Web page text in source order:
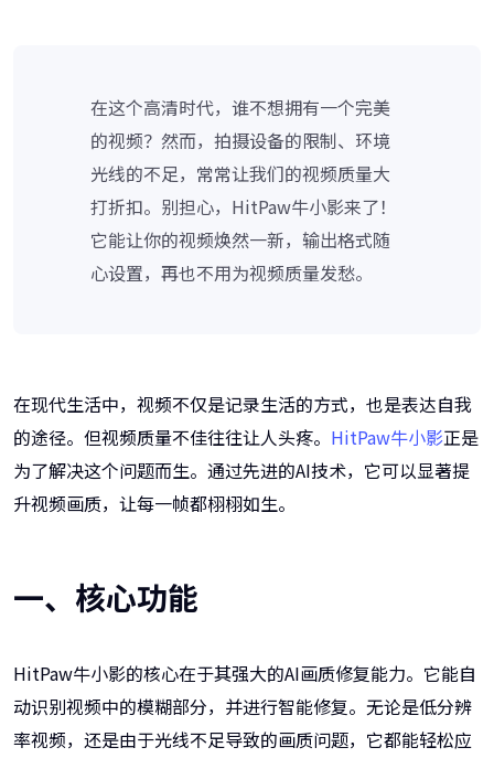
在这个高清时代，谁不想拥有一个完美
的视频？然而，拍摄设备的限制、环境
光线的不足，常常让我们的视频质量大
打折扣。别担心，HitPaw牛小影来了！
它能让你的视频焕然一新，输出格式随
心设置，再也不用为视频质量发愁。
在现代生活中，视频不仅是记录生活的方式，也是表达自我
的途径。但视频质量不佳往往让人头疼。 HitPaw牛小影正是
为了解决这个问题而生。通过先进的AI技术，它可以显著提
升视频画质，让每一帧都栩栩如生。
一、核心功能
HitPaw牛小影的核心在于其强大的AI画质修复能力。它能自
动识别视频中的模糊部分，并进行智能修复。无论是低分辨
率视频，还是由于光线不足导致的画质问题，它都能轻松应